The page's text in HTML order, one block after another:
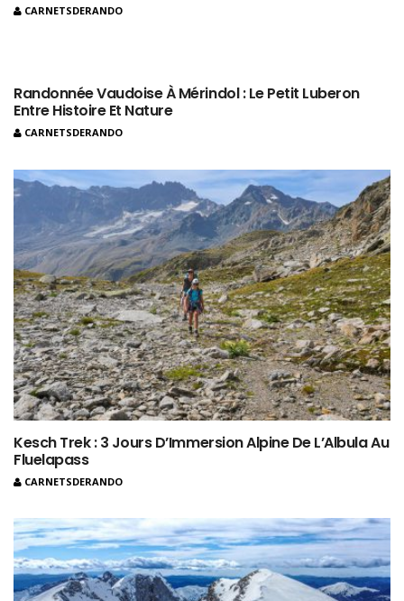
CARNETSDERANDO
Randonnée Vaudoise À Mérindol : Le Petit Luberon
Entre Histoire Et Nature
CARNETSDERANDO
Kesch Trek : 3 Jours D’Immersion Alpine De L’Albula Au
Fluelapass
CARNETSDERANDO